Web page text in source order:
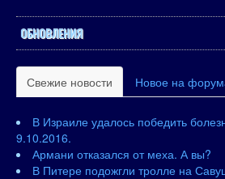
ОБНОВЛЕНИЯ
Свежие новости Новое на
В Израиле удалось победить
9.10.2016.
Армани отказался от меха. А вы?
В Питере подожгли тролле на